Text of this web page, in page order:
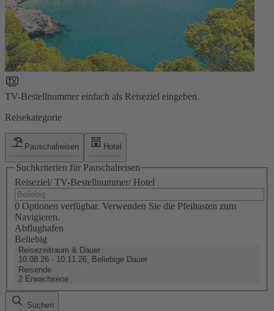
TV-Bestellnummer einfach als Reiseziel eingeben.
Reisekategorie
Pauschalreisen Hotel
Suchkriterien für Pauschalreisen
Reiseziel/ TV-Bestellnummer/ Hotel
0 Optionen verfügbar. Verwenden Sie die Pfeiltasten zum
Navigieren.
Abflughafen
Beliebig
Reisezeitraum & Dauer
10.08.26 - 10.11.26, Beliebige Dauer
Reisende
2 Erwachsene
Suchen